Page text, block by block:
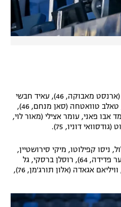
ג'וש כהן, רז מאיר (ארנסט מאבוקה, 46), עאיד חבשי
(עופרי ארד, 28), בוגדן פלאניץ', טאלב טוואטחה (סאן מנחם, 46),
אבו פאני, עומר אצילי (מאור לוי,
ניסו קפילוטו, מיקי סירושטיין,
יהב גורפינקל, תומר אלטמן (סער פדידה, 64), רוסלן ברסקי, גל
אראל (עידו שחר, 76), חנן ממן, וויליאם אגאדה (אלון תורג'מן, 76),